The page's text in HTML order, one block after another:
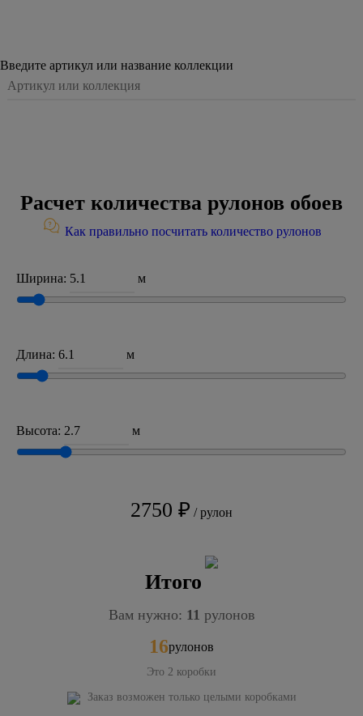
Введите артикул или название коллекции
Расчет количества рулонов обоев
Как правильно посчитать количество рулонов
Ширина: м
Длина: м
Высота: м
2750 ₽ / рулон
Итого
Вам нужно: 11 рулонов
16рулонов
Это 2 коробки
Заказ возможен только целыми коробками